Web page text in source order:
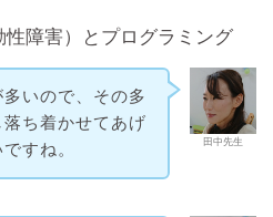
障害）とプログラミング
田中先生
いので、その多
ち着かせてあげ
すね。